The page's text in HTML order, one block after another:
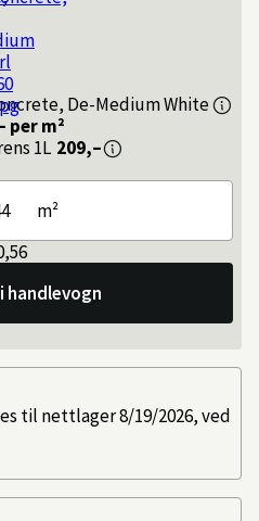
De-Medium White
per m²
1L 209,–
m²
handlevogn
til nettlager 8/19/2026, ved